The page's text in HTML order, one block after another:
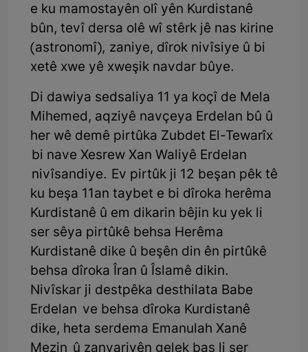
e ku mamostayên olî yên Kurdistanê
bûn, tevî dersa olê wî stêrk jê nas kirine
(astronomî), zaniye, dîrok nivîsiye û bi
xetê xwe yê xweşik navdar bûye.
Di dawiya sedsaliya 11 ya koçî de Mela
Mihemed, aqziyê navçeya Erdelan bû û
her wê demê pirtûka Zubdet El-Tewarîx
bi nave Xesrew Xan Waliyê Erdelan
nivîsandiye. Ev pirtûk ji 12 beşan pêk tê
ku beşa 11an taybet e bi dîroka herêma
Kurdistanê û em dikarin bêjin ku yek li
ser sêya pirtûkê behsa Herêma
Kurdistanê dike û beşên din ên pirtûkê
behsa dîroka Îran û Îslamê dikin.
Nivîskar ji destpêka desthilata Babe
Erdelan ve behsa dîroka Kurdistanê
dike, heta serdema Emanulah Xanê